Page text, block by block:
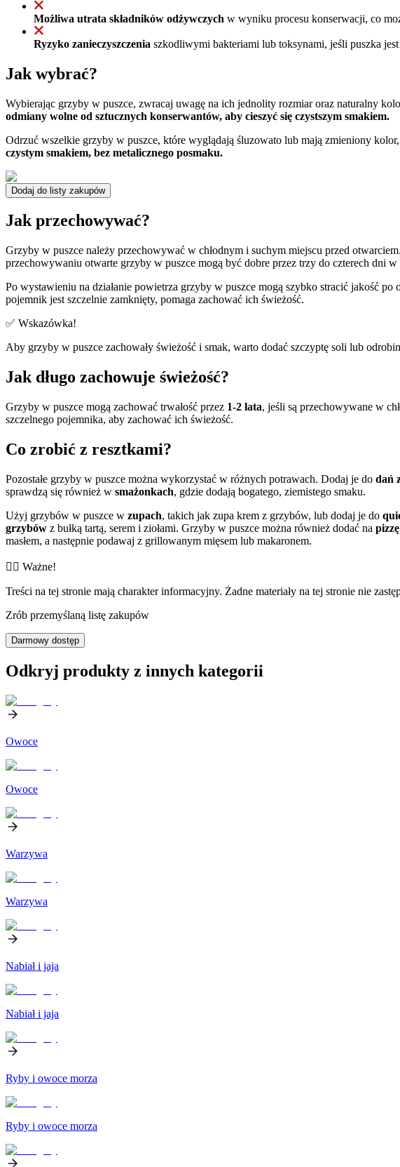
Możliwa utrata składników odżywczych w wyniku procesu konserwacji, co
Ryzyko zanieczyszczenia szkodliwymi bakteriami lub toksynami, jeśli puszka
Jak wybrać?
Wybierając grzyby w puszce, zwracaj uwagę na ich jednolity rozmiar oraz naturalny
odmiany wolne od sztucznych konserwantów, aby cieszyć się czystszym smakiem.
Odrzuć wszelkie grzyby w puszce, które wyglądają śluzowato lub mają zmieniony
czystym smakiem, bez metalicznego posmaku.
Dodaj do listy zakupów
Jak przechowywać?
Grzyby w puszce należy przechowywać w chłodnym i suchym miejscu przed otwarciem.
przechowywaniu otwarte grzyby w puszce mogą być dobre przez trzy do czterech dni w
Po wystawieniu na działanie powietrza grzyby w puszce mogą szybko stracić jakość po
pojemnik jest szczelnie zamknięty, pomaga zachować ich świeżość.
✅ Wskazówka!
Aby grzyby w puszce zachowały świeżość i smak, warto dodać szczyptę soli lub
Jak długo zachowuje świeżość?
Grzyby w puszce mogą zachować trwałość przez 1-2 lata, jeśli są przechowywane w
szczelnego pojemnika, aby zachować ich świeżość.
Co zrobić z resztkami?
Pozostałe grzyby w puszce można wykorzystać w różnych potrawach. Dodaj je do dań
sprawdzą się również w smażonkach, gdzie dodają bogatego, ziemistego smaku.
Użyj grzybów w puszce w zupach, takich jak zupa krem z grzybów, lub dodaj je do
grzybów z bułką tartą, serem i ziołami. Grzyby w puszce można również dodać na pizzę
masłem, a następnie podawaj z grillowanym mięsem lub makaronem.
👨‍⚕️️ Ważne!
Treści na tej stronie mają charakter informacyjny. Żadne materiały na tej stronie nie
Zrób przemyślaną listę zakupów
Darmowy dostęp
Odkryj produkty z innych kategorii
Owoce
Owoce
Warzywa
Warzywa
Nabiał i jaja
Nabiał i jaja
Ryby i owoce morza
Ryby i owoce morza